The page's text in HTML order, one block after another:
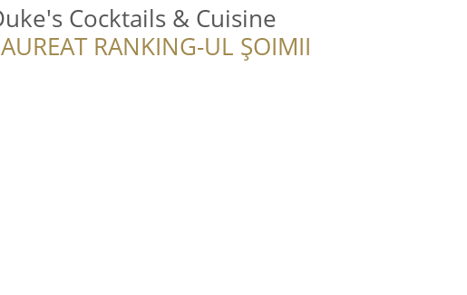
Cocktails & Cuisine
RANKING-UL ȘOIMII